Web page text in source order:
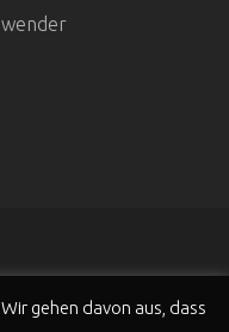
gehen davon aus, dass